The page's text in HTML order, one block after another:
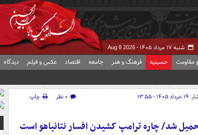
شنبه ۱۷ مرداد ۱۴۰۵ - Aug 8 2026
مقاومت حسینیه فرهنگ و هنر جامعه اقتصاد عکس و فیلم دیدگاه
۱۹ خرداد ۱۴۰۵ - ۱۳:۵۵ ۰ نظر
چاپ
شد/ چاره ترامپ کشیدن افسار نتانیاهو است